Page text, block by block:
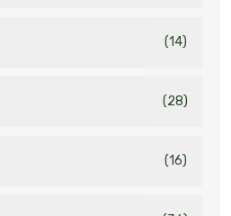
(14)
(28)
(16)